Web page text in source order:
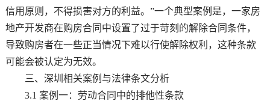
信用原则，不得损害对方的利益。”一个典型案例是，一家房
地产开发商在购房合同中设置了过于苛刻的解除合同条件，
导致购房者在一些正当情况下难以行使解除权利，这种条款
可能会被认定为无效。
三、深圳相关案例与法律条文分析
3.1 案例一：劳动合同中的排他性条款